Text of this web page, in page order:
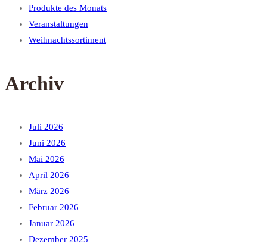
Produkte des Monats
Veranstaltungen
Weihnachtssortiment
Archiv
Juli 2026
Juni 2026
Mai 2026
April 2026
März 2026
Februar 2026
Januar 2026
Dezember 2025